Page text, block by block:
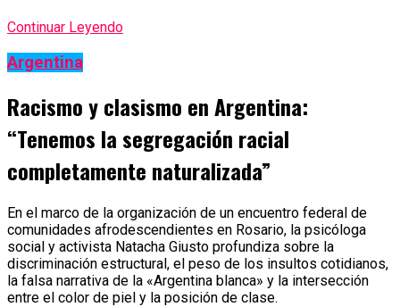
Continuar Leyendo
Argentina
Racismo y clasismo en Argentina:
“Tenemos la segregación racial
completamente naturalizada”
En el marco de la organización de un encuentro federal de
comunidades afrodescendientes en Rosario, la psicóloga
social y activista Natacha Giusto profundiza sobre la
discriminación estructural, el peso de los insultos cotidianos,
la falsa narrativa de la «Argentina blanca» y la intersección
entre el color de piel y la posición de clase.